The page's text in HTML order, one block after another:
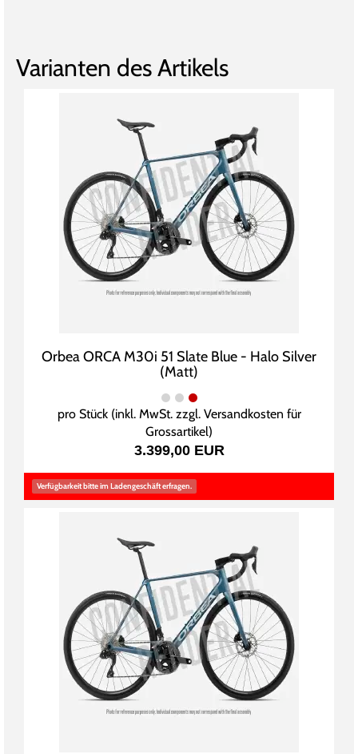
Varianten des Artikels
Orbea ORCA M30i 51 Slate Blue - Halo Silver
(Matt)
pro Stück (inkl. MwSt. zzgl. Versandkosten für
Grossartikel)
3.399,00 EUR
Verfügbarkeit bitte im Ladengeschäft erfragen.